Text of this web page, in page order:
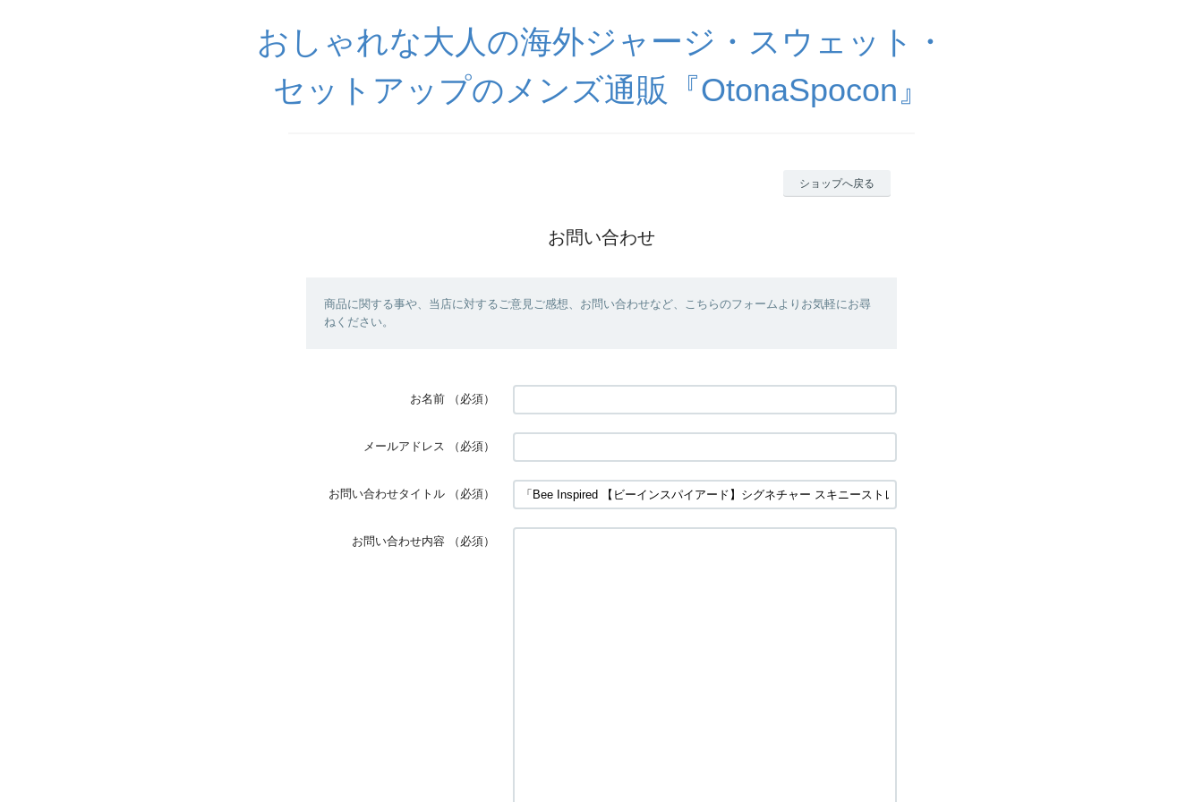
おしゃれな大人の海外ジャージ・スウェット・
セットアップのメンズ通販『OtonaSpocon』
ショップへ戻る
お問い合わせ
商品に関する事や、当店に対するご意見ご感想、お問い合わせなど、こちらのフォームよりお気軽にお尋
ねください。
お名前 （必須）
メールアドレス （必須）
お問い合わせタイトル （必須）
お問い合わせ内容 （必須）